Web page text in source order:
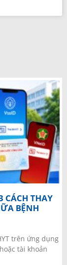
CÁCH THAY
BỆNH
trên ứng dụng
tài khoản